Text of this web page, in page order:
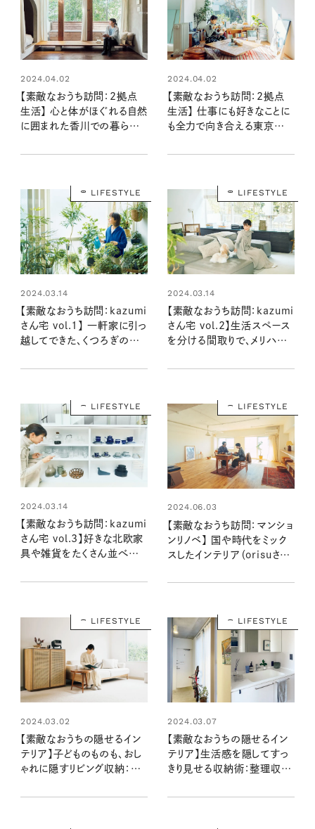
2024.04.02
【素敵なおうち訪問：2拠点
生活】 心と体がほぐれる自然
に囲まれた香川での暮らし
前編）
2024.04.02
【素敵なおうち訪問：2拠点
生活】 仕事にも好きなことに
も全力で向き合える東京の
さん宅 後編）
LIFESTYLE
2024.03.14
【素敵なおうち訪問：kazumi
さん宅 vol.1】 一軒家に引っ
越してできた、くつろぎのス
LIFESTYLE
2024.03.14
【素敵なおうち訪問：kazumi
さん宅 vol.2】生活スペース
を分ける間取りで、メリハリ
LIFESTYLE
2024.03.14
【素敵なおうち訪問：kazumi
さん宅 vol.3】好きな北欧家
具や雑貨をたくさん並べた、
納」
LIFESTYLE
2024.06.03
【素敵なおうち訪問：マンショ
ンリノベ】 国や時代をミック
スしたインテリア（orisuさん
LIFESTYLE
2024.03.02
【素敵なおうちの隠せるイン
テリア】子どものものも、おし
ゃれに隠すリビング収納：イ
依さん宅
LIFESTYLE
2024.03.07
【素敵なおうちの隠せるイン
テリア】生活感を隠してすっ
きり見せる収納術：整理収納